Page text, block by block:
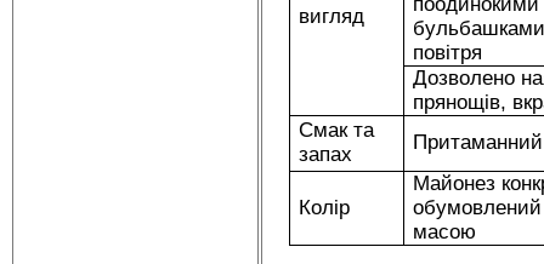
вигляд
повітря
Дозволено
прянощів,
Смак та
запах
Притаманний
Колір
Майонез
обумовлений
масою